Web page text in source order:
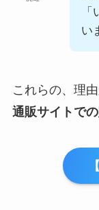
い
これらの、理
通販サイトで